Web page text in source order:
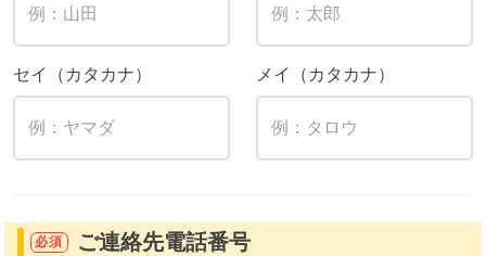
セイ（カタカナ） メイ（カタカナ）
必須 ご連絡先電話番号